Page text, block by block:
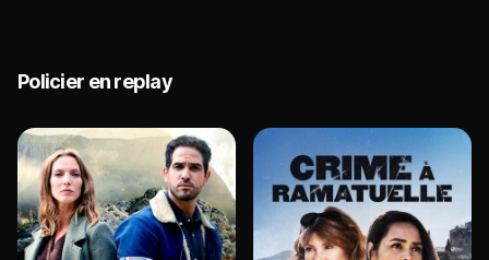
Policier en replay